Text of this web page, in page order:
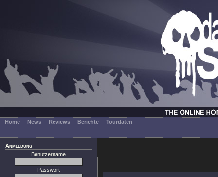
Home News Reviews Berichte Tourdaten
Anmeldung
Benutzername
Passwort